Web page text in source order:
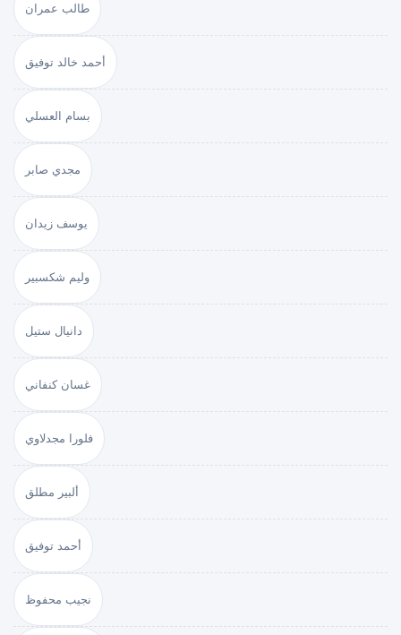
طالب عمران
أحمد خالد توفيق
بسام العسلي
مجدي صابر
يوسف زيدان
وليم شكسبير
دانيال ستيل
غسان كنفاني
فلورا مجدلاوي
ألبير مطلق
أحمد توفيق
نجيب محفوظ